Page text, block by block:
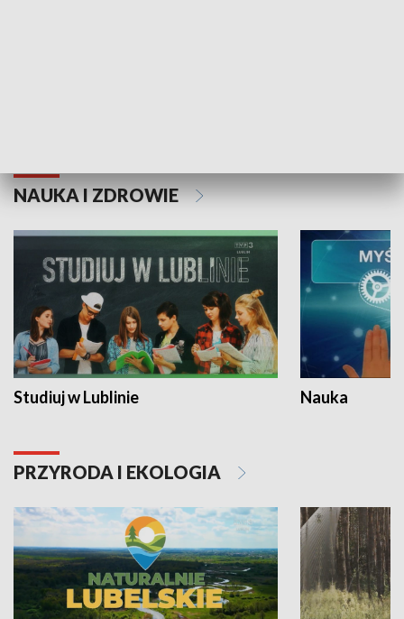
NAUKA I ZDROWIE
Studiuj w Lublinie Nauka
PRZYRODA I EKOLOGIA